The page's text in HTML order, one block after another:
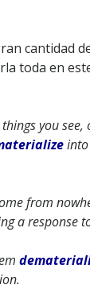
cantidad
toda en
you see,
from
a response